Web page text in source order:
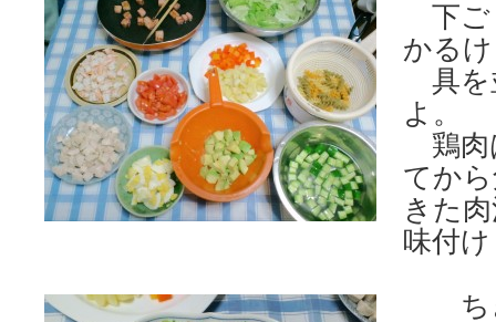
下ご
かる
具を
よ。
鶏肉
てか
きた
味付
ち